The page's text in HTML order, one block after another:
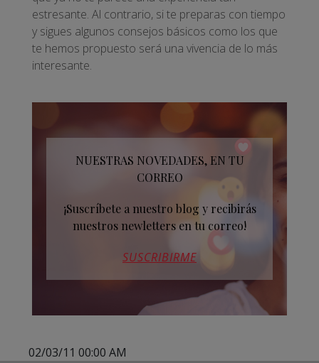
estresante. Al contrario, si te preparas con tiempo
y sigues algunos consejos básicos como los que
te hemos propuesto será una vivencia de lo más
interesante.
NUESTRAS NOVEDADES, EN TU
CORREO
¡Suscríbete a nuestro blog y recibirás
nuestros newletters en tu correo!
SUSCRIBIRME
02/03/11 00:00 AM